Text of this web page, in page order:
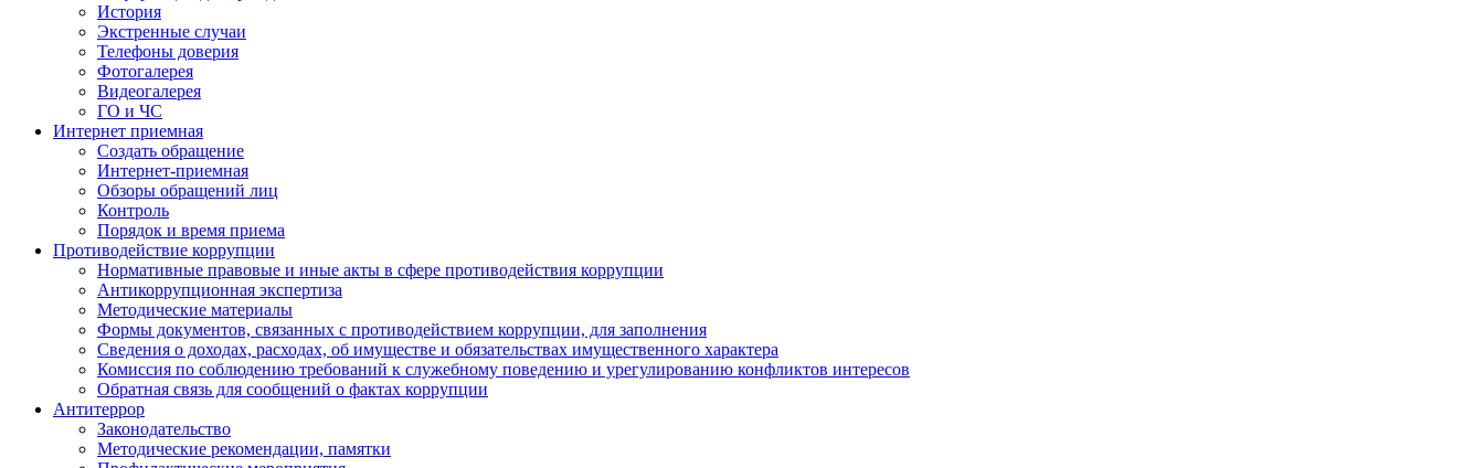
История
Экстренные случаи
Телефоны доверия
Фотогалерея
Видеогалерея
ГО и ЧС
Интернет приемная
Создать обращение
Интернет-приемная
Обзоры обращений лиц
Контроль
Порядок и время приема
Противодействие коррупции
Нормативные правовые и иные акты в сфере противодействия коррупции
Антикоррупционная экспертиза
Методические материалы
Формы документов, связанных с противодействием коррупции, для заполнения
Сведения о доходах, расходах, об имуществе и обязательствах имущественного характера
Комиссия по соблюдению требований к служебному поведению и урегулированию конфликтов интересов
Обратная связь для сообщений о фактах коррупции
Антитеррор
Законодательство
Методические рекомендации, памятки